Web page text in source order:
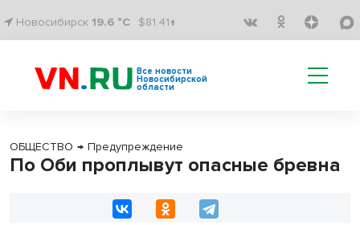
Новосибирск 19.6 °C $81.41↑
Все новости
Новосибирской
области
ОБЩЕСТВО → Предупреждение
По Оби проплывут опасные бревна